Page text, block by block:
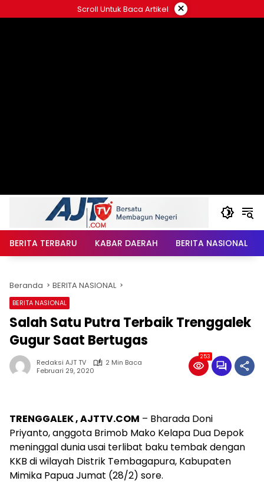
ke
Scroll Untuk Baca Artikel ×
BERITA TERBARU KABAR DAERAH BERITA NASIONAL
Beranda BERITA NASIONAL
BERITA NASIONAL
Salah Satu Putra Terbaik Trenggalek
Gugur Saat Bertugas
Redaksi AJT TV
2 Min Baca
Februari 29, 2020
253
TRENGGALEK , AJTTV.COM – Bharada Doni
Priyanto, anggota Brimob Mako Kelapa Dua Depok
meninggal dunia usai terlibat baku tembak dengan
KKB di wilayah Distrik Tembagapura, Kabupaten
Mimika Papua Jumat (28/2) sore.